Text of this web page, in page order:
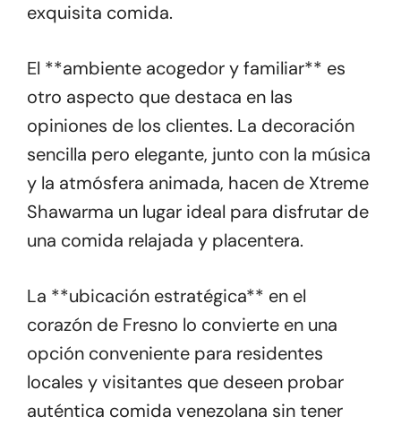
exquisita comida.
El **ambiente acogedor y familiar** es
otro aspecto que destaca en las
opiniones de los clientes. La decoración
sencilla pero elegante, junto con la música
y la atmósfera animada, hacen de Xtreme
Shawarma un lugar ideal para disfrutar de
una comida relajada y placentera.
La **ubicación estratégica** en el
corazón de Fresno lo convierte en una
opción conveniente para residentes
locales y visitantes que deseen probar
auténtica comida venezolana sin tener